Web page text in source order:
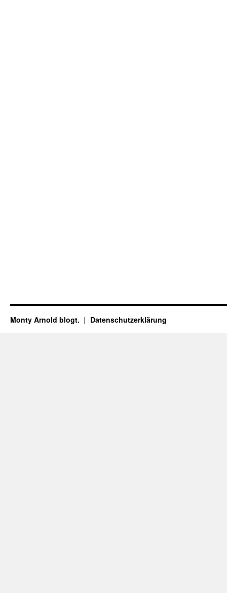
Monty Arnold blogt. Datenschutz­erklärung